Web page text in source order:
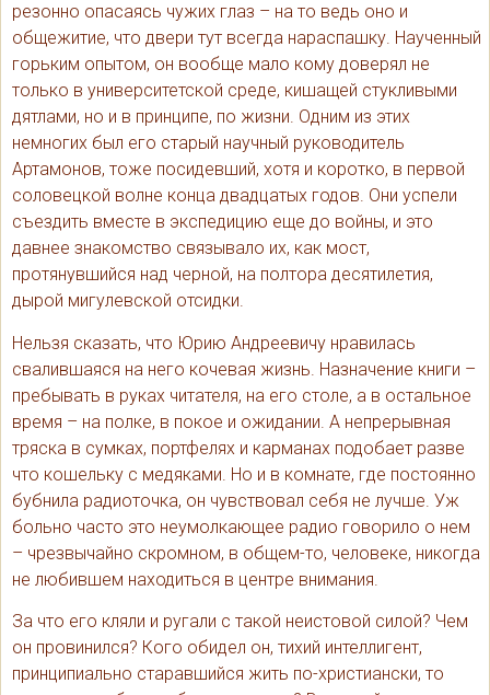
резонно опасаясь чужих глаз – на то ведь оно и
общежитие, что двери тут всегда нараспашку. Наученный
горьким опытом, он вообще мало кому доверял не
только в университетской среде, кишащей стукливыми
дятлами, но и в принципе, по жизни. Одним из этих
немногих был его старый научный руководитель
Артамонов, тоже посидевший, хотя и коротко, в первой
соловецкой волне конца двадцатых годов. Они успели
съездить вместе в экспедицию еще до войны, и это
давнее знакомство связывало их, как мост,
протянувшийся над черной, на полтора десятилетия,
дырой мигулевской отсидки.
Нельзя сказать, что Юрию Андреевичу нравилась
свалившаяся на него кочевая жизнь. Назначение книги –
пребывать в руках читателя, на его столе, а в остальное
время – на полке, в покое и ожидании. А непрерывная
тряска в сумках, портфелях и карманах подобает разве
что кошельку с медяками. Но и в комнате, где постоянно
бубнила радиоточка, он чувствовал себя не лучше. Уж
больно часто это неумолкающее радио говорило о нем
– чрезвычайно скромном, в общем-то, человеке, никогда
не любившем находиться в центре внимания.
За что его кляли и ругали с такой неистовой силой? Чем
он провинился? Кого обидел он, тихий интеллигент,
принципиально старавшийся жить по-христиански, то